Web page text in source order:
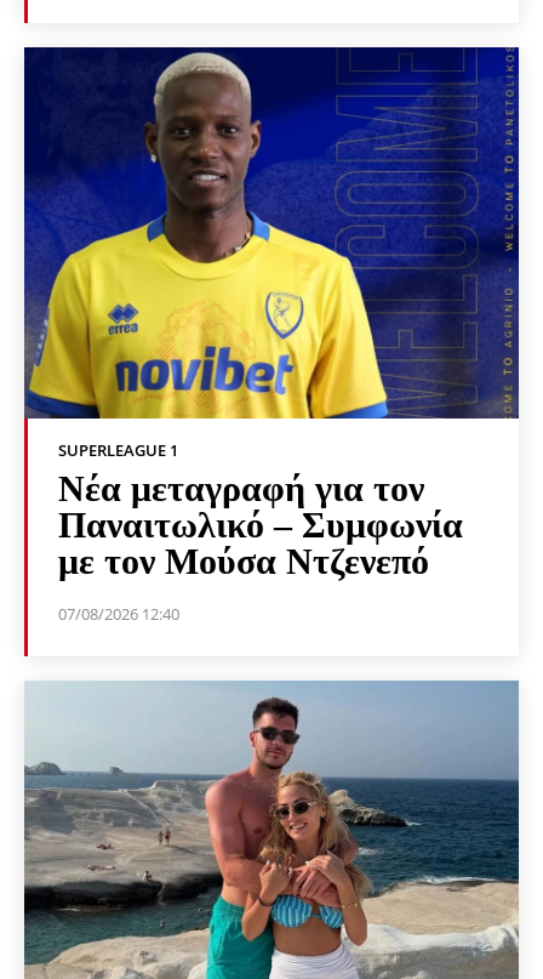
SUPERLEAGUE 1
Νέα μεταγραφή για τον
Παναιτωλικό – Συμφωνία
με τον Μούσα Ντζενεπό
07/08/2026 12:40